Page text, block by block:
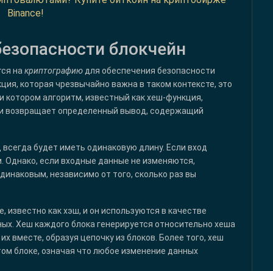
Binance!
блокчейн
на криптографию для обеспечения безопасности
которая чрезвычайно важна в таком контексте, это
алгоритм, известный как хеш-функция,
возвращает определенный вывод, содержащий
будет иметь одинаковую длину. Если вход
Однако, если входные данные не изменяются,
независимо от того, сколько раз вы
известно как хэш, и он используются в качестве
Хеш каждого блока генерируется относительно хеша
вместе, образуя цепочку из блоков. Более того, хеш
блоке, означая что любое изменение данных